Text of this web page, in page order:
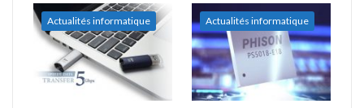
Actualités informatique Actualités informatique